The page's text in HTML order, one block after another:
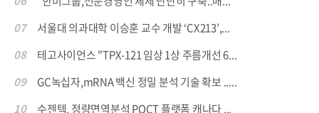
07
서울대 의과대학 이승훈 교수 개발 ‘CX213’,...
08
테고사이언스 "TPX-121 임상 1상 주름개선 6...
09
GC녹십자,mRNA 백신 정밀 분석 기술 확보 .....
10
수젠텍, 정량면역분석 POCT 플랫폼 캐나다 ...